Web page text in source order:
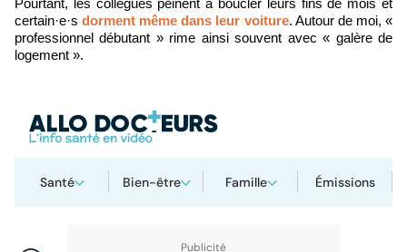
certain·e·sdorment même dans leur voiture. Autour de moi,«
professionnel débutant » rime ainsi souvent avec « galère de
logement ».